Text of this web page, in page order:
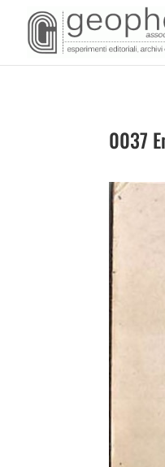
0037